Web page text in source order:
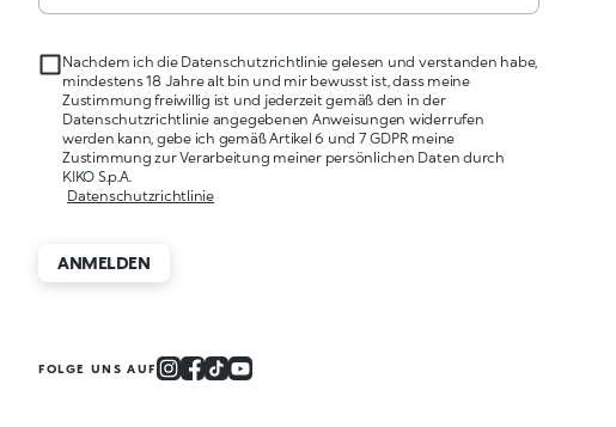
Nachdem ich die Datenschutzrichtlinie gelesen und verstanden habe,
mindestens 18 Jahre alt bin und mir bewusst ist, dass meine
Zustimmung freiwillig ist und jederzeit gemäß den in der
Datenschutzrichtlinie angegebenen Anweisungen widerrufen
werden kann, gebe ich gemäß Artikel 6 und 7 GDPR meine
Zustimmung zur Verarbeitung meiner persönlichen Daten durch
KIKO S.p.A.
Datenschutzrichtlinie
ANMELDEN
FOLGE UNS AUF